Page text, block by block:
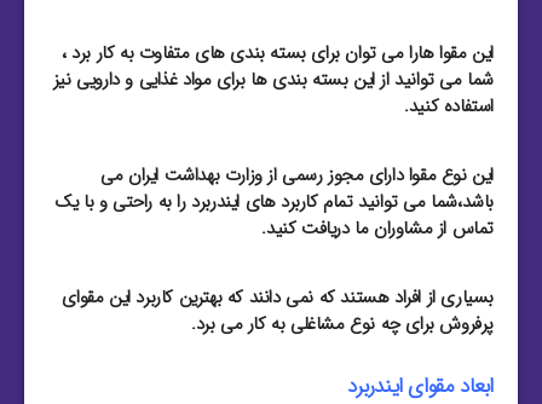
این مقوا هارا می توان برای بسته بندی های متفاوت به کار برد ،
شما می توانید از این بسته بندی ها برای مواد غذایی و دارویی نیز
استفاده کنید.
این نوع مقوا دارای مجوز رسمی از وزارت بهداشت ایران می
باشد،شما می توانید تمام کاربرد های ایندربرد را به راحتی و با یک
تماس از مشاوران ما دریافت کنید.
بسیاری از افراد هستند که نمی دانند که بهترین کاربرد این مقوای
پرفروش برای چه نوع مشاغلی به کار می برد.
ابعاد مقوای ایندربرد